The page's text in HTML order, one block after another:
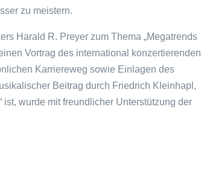
zu meistern.
Harald R. Preyer zum Thema „Megatrends
Vortrag des international konzertierenden
Karriereweg sowie Einlagen des
Beitrag durch Friedrich Kleinhapl,
ist, wurde mit freundlicher Unterstützung der